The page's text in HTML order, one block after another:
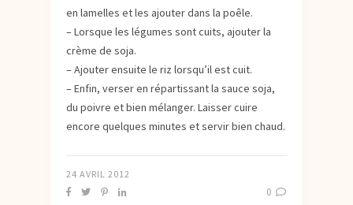
en lamelles et les ajouter dans la poêle.
– Lorsque les légumes sont cuits, ajouter la
crème de soja.
– Ajouter ensuite le riz lorsqu’il est cuit.
– Enfin, verser en répartissant la sauce soja,
du poivre et bien mélanger. Laisser cuire
encore quelques minutes et servir bien chaud.
24 AVRIL 2012
0